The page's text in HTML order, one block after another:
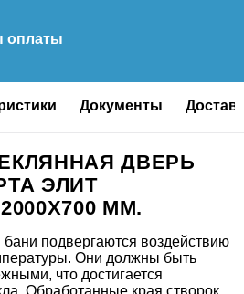
оплаты
Документы
ДВЕРЬ
ЭЛИТ
ММ.
подвергаются воздействию
Они должны быть
что достигается
Обработанные края створок